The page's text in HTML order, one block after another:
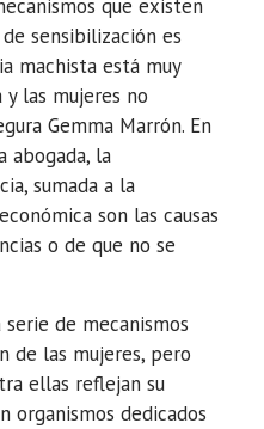
que existen
sensibilización es
machista está muy
y las mujeres no
Gemma Marrón. En
abogada, la
sumada a la
son las causas
o de que no se
de mecanismos
de las mujeres, pero
ellas reflejan su
organismos dedicados